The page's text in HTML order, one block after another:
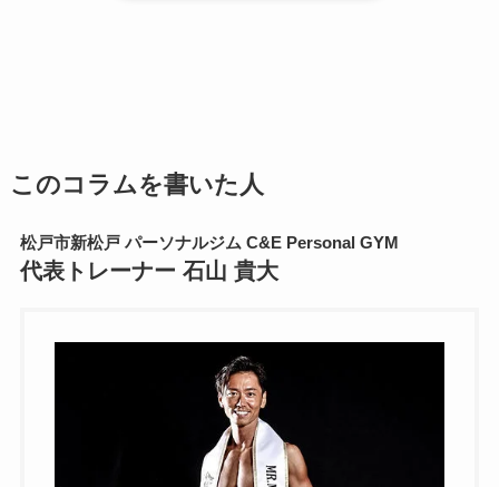
このコラムを書いた人
松戸市新松戸 パーソナルジム C&E Personal GYM
代表トレーナー 石山 貴大